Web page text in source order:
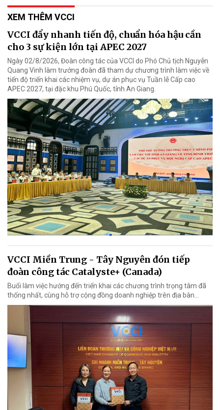
XEM THÊM VCCI
VCCI đẩy nhanh tiến độ, chuẩn hóa hậu cần
cho 3 sự kiện lớn tại APEC 2027
Ngày 02/8/2026, Đoàn công tác của VCCI do Phó Chủ tịch Nguyễn
Quang Vinh làm trưởng đoàn đã tham dự chương trình làm việc về
tiến độ triển khai các nhiệm vụ, dự án phục vụ Tuần lễ Cấp cao
APEC 2027, tại đặc khu Phú Quốc, tỉnh An Giang.
VCCI Miền Trung - Tây Nguyên đón tiếp
đoàn công tác Catalyste+ (Canada)
Buổi làm việc hướng đến triển khai các chương trình trọng tâm đã
thống nhất, cùng hỗ trợ cộng đồng doanh nghiệp trên địa bàn...